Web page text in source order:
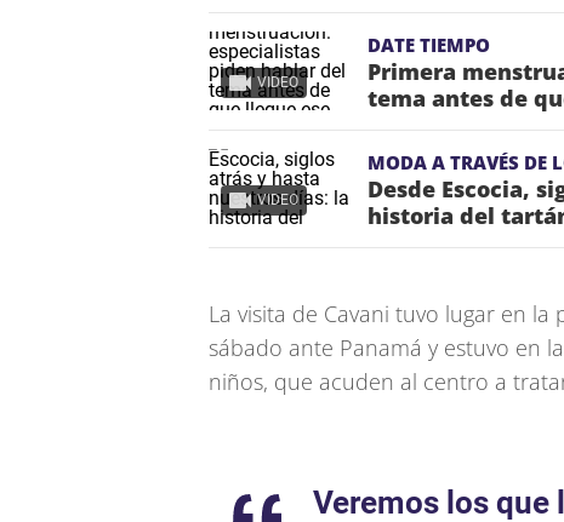
VIDEO
DATE TIEMPO
Primera
tema antes de
VIDEO
MODA A TRAVÉS DE
Desde Escocia,
historia del
La visita de Cavani tuvo lugar en
sábado ante Panamá y estuvo en
niños, que acuden al centro a
Veremos los que